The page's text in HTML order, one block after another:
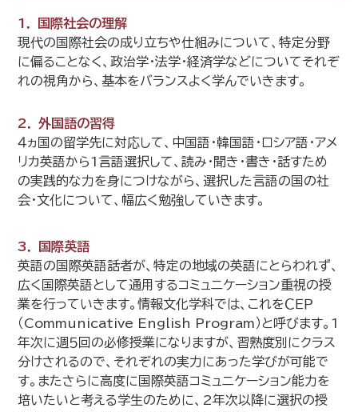
1． 国際社会の理解
現代の国際社会の成り立ちや仕組みについて、特定分野
に偏ることなく、政治学・法学・経済学などについてそれぞ
れの視角から、基本をバランスよく学んでいきます。
2． 外国語の習得
４ヵ国の留学先に対応して、中国語・韓国語・ロシア語・アメ
リカ英語から1言語選択して、読み・聞き・書き・話すため
の実践的な力を身につけながら、選択した言語の国の社
会・文化について、幅広く勉強していきます。
3． 国際英語
英語の国際英語話者が、特定の地域の英語にとらわれず、
広く国際英語として通用するコミュニケーション重視の授
業を行っていきます。情報文化学科では、これをＣＥＰ
（Communicative English Program）と呼びます。1
年次に週５回の必修授業になりますが、習熟度別にクラス
分けされるので、それぞれの実力にあった学びが可能で
す。またさらに高度に国際英語コミュニケーション能力を
培いたいと考える学生のために、2年次以降に選択の授